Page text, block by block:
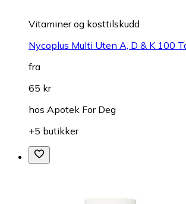
Vitaminer og kosttilskudd
Nycoplus Multi Uten A, D & K 100
fra
65 kr
hos Apotek For Deg
+5 butikker